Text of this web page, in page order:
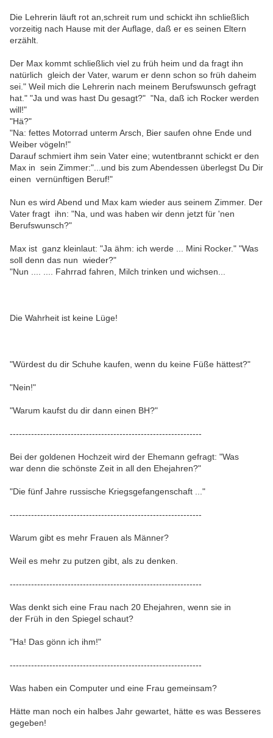
Die Lehrerin läuft rot an,schreit rum und schickt ihn schließlich
vorzeitig nach Hause mit der Auflage, daß er es seinen Eltern
erzählt.
Der Max kommt schließlich viel zu früh heim und da fragt ihn
natürlich gleich der Vater, warum er denn schon so früh daheim
sei." Weil mich die Lehrerin nach meinem Berufswunsch gefragt
hat." "Ja und was hast Du gesagt?" "Na, daß ich Rocker werden
will!"
"Hä?"
"Na: fettes Motorrad unterm Arsch, Bier saufen ohne Ende und
Weiber vögeln!"
Darauf schmiert ihm sein Vater eine; wutentbrannt schickt er den
Max in sein Zimmer:"...und bis zum Abendessen überlegst Du Dir
einen vernünftigen Beruf!"
Nun es wird Abend und Max kam wieder aus seinem Zimmer. Der
Vater fragt ihn: "Na, und was haben wir denn jetzt für 'nen
Berufswunsch?"
Max ist ganz kleinlaut: "Ja ähm: ich werde ... Mini Rocker." "Was
soll denn das nun wieder?"
"Nun .... .... Fahrrad fahren, Milch trinken und wichsen...
Die Wahrheit ist keine Lüge!
"Würdest du dir Schuhe kaufen, wenn du keine Füße hättest?"
"Nein!"
"Warum kaufst du dir dann einen BH?"
---------------------------------------------------------------
Bei der goldenen Hochzeit wird der Ehemann gefragt: "Was
war denn die schönste Zeit in all den Ehejahren?"
"Die fünf Jahre russische Kriegsgefangenschaft ..."
---------------------------------------------------------------
Warum gibt es mehr Frauen als Männer?
Weil es mehr zu putzen gibt, als zu denken.
---------------------------------------------------------------
Was denkt sich eine Frau nach 20 Ehejahren, wenn sie in
der Früh in den Spiegel schaut?
"Ha! Das gönn ich ihm!"
---------------------------------------------------------------
Was haben ein Computer und eine Frau gemeinsam?
Hätte man noch ein halbes Jahr gewartet, hätte es was Besseres
gegeben!